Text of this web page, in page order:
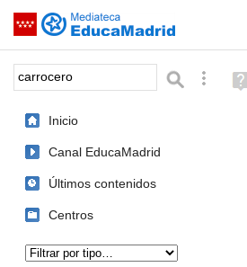
Saltar navegación
Palabra o frase: Búsqueda
(en
Inicio
Canal EducaMadrid
Últimos contenidos
Centros